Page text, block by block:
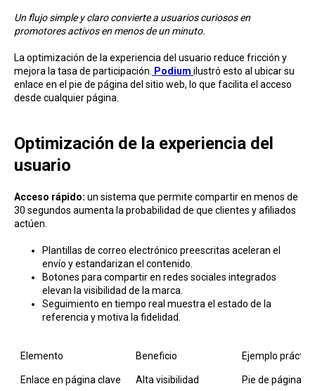
Un flujo simple y claro convierte a usuarios curiosos en
promotores activos en menos de un minuto.
La optimización de la experiencia del usuario reduce fricción y
mejora la tasa de participación.
Podium ilustró esto al ubicar su
enlace en el pie de página del sitio web, lo que facilita el acceso
desde cualquier página.
Optimización de la experiencia del
usuario
Acceso rápido: un sistema que permite compartir en menos de
30 segundos aumenta la probabilidad de que clientes y afiliados
actúen.
Plantillas de correo electrónico preescritas aceleran el
envío y estandarizan el contenido.
Botones para compartir en redes sociales integrados
elevan la visibilidad de la marca.
Seguimiento en tiempo real muestra el estado de la
referencia y motiva la fidelidad.
Elemento Beneficio Ejemplo práctico
Enlace en página clave Alta visibilidad Pie de página